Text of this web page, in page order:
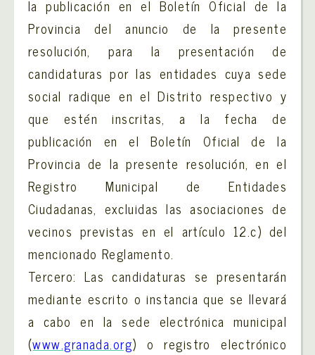
la publicación en el Boletín Oficial de la
Provincia del anuncio de la presente
resolución, para la presentación de
candidaturas por las entidades cuya sede
social radique en el Distrito respectivo y
que estén inscritas, a la fecha de
publicación en el Boletín Oficial de la
Provincia de la presente resolución, en el
Registro Municipal de Entidades
Ciudadanas, excluidas las asociaciones de
vecinos previstas en el artículo 12.c) del
mencionado Reglamento.
Tercero: Las candidaturas se presentarán
mediante escrito o instancia que se llevará
a cabo en la sede electrónica municipal
(www.granada.org) o registro electrónico